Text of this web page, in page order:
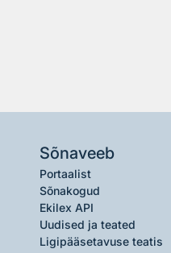
Sõnaveeb
Portaalist
Sõnakogud
Ekilex API
Uudised ja teated
Ligipääsetavuse teatis